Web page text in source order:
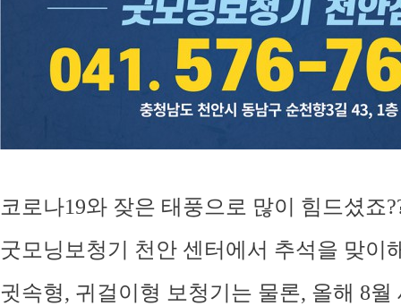
코로나19와 잦은 태풍으로 많이 힘드셨죠
굿모닝보청기 천안 센터에서 추석을 맞이
귓속형, 귀걸이형 보청기는 물론, 올해 8